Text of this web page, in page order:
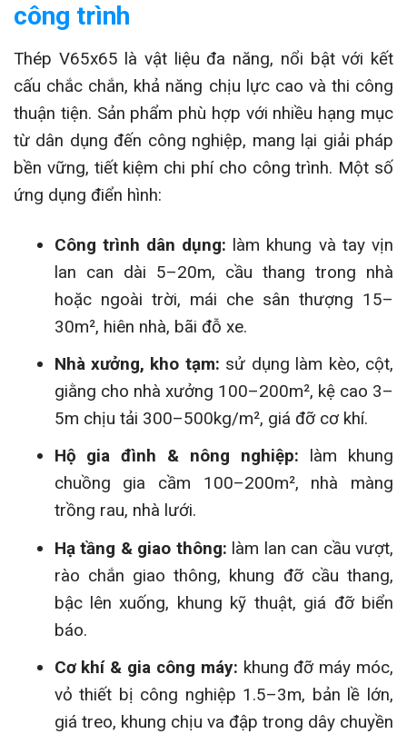
công trình
Thép V65x65 là vật liệu đa năng, nổi bật với kết
cấu chắc chắn, khả năng chịu lực cao và thi công
thuận tiện. Sản phẩm phù hợp với nhiều hạng mục
từ dân dụng đến công nghiệp, mang lại giải pháp
bền vững, tiết kiệm chi phí cho công trình. Một số
ứng dụng điển hình:
Công trình dân dụng: làm khung và tay vịn
lan can dài 5–20m, cầu thang trong nhà
hoặc ngoài trời, mái che sân thượng 15–
30m², hiên nhà, bãi đỗ xe.
Nhà xưởng, kho tạm: sử dụng làm kèo, cột,
giằng cho nhà xưởng 100–200m², kệ cao 3–
5m chịu tải 300–500kg/m², giá đỡ cơ khí.
Hộ gia đình & nông nghiệp: làm khung
chuồng gia cầm 100–200m², nhà màng
trồng rau, nhà lưới.
Hạ tầng & giao thông: làm lan can cầu vượt,
rào chắn giao thông, khung đỡ cầu thang,
bậc lên xuống, khung kỹ thuật, giá đỡ biển
báo.
Cơ khí & gia công máy: khung đỡ máy móc,
vỏ thiết bị công nghiệp 1.5–3m, bản lề lớn,
giá treo, khung chịu va đập trong dây chuyền